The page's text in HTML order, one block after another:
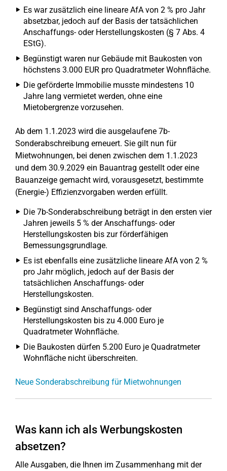
Es war zusätzlich eine lineare AfA von 2 % pro Jahr
absetzbar, jedoch auf der Basis der tatsächlichen
Anschaffungs- oder Herstellungskosten (§ 7 Abs. 4
EStG).
Begünstigt waren nur Gebäude mit Baukosten von
höchstens 3.000 EUR pro Quadratmeter Wohnfläche.
Die geförderte Immobilie musste mindestens 10
Jahre lang vermietet werden, ohne eine
Mietobergrenze vorzusehen.
Ab dem 1.1.2023 wird die ausgelaufene 7b-
Sonderabschreibung erneuert. Sie gilt nun für
Mietwohnungen, bei denen zwischen dem 1.1.2023
und dem 30.9.2029 ein Bauantrag gestellt oder eine
Bauanzeige gemacht wird, vorausgesetzt, bestimmte
(Energie-) Effizienzvorgaben werden erfüllt.
Die 7b-Sonderabschreibung beträgt in den ersten vier
Jahren jeweils 5 % der Anschaffungs- oder
Herstellungskosten bis zur förderfähigen
Bemessungsgrundlage.
Es ist ebenfalls eine zusätzliche lineare AfA von 2 %
pro Jahr möglich, jedoch auf der Basis der
tatsächlichen Anschaffungs- oder
Herstellungskosten.
Begünstigt sind Anschaffungs- oder
Herstellungskosten bis zu 4.000 Euro je
Quadratmeter Wohnfläche.
Die Baukosten dürfen 5.200 Euro je Quadratmeter
Wohnfläche nicht überschreiten.
Neue Sonderabschreibung für Mietwohnungen
Was kann ich als Werbungskosten
absetzen?
Alle Ausgaben, die Ihnen im Zusammenhang mit der